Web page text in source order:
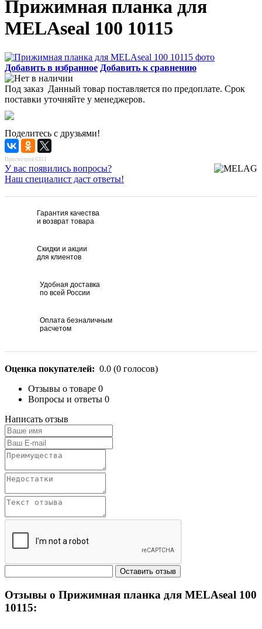
Прижимная планка для
MELAseal 100 10115
Добавить в избранное Добавить к сравнению
Под заказ Данный товар поставляется по предоплате. Срок
поставки уточняйте у менеджеров.
Поделитесь с друзьями!
Просмотров 6351
У вас появились вопросы?
Наш специалист даст ответы!
Гарантия качества
и возврат товара
Скидки и акции
для клиентов
Удобная доставка
по всей России
Оплата безналичным
расчетом
Оценка покупателей: 0.0 (0 голосов)
Отзывы о товаре 0
Вопросы и ответы 0
Написать отзыв
Отзывы о Прижимная планка для MELAseal 100
10115: